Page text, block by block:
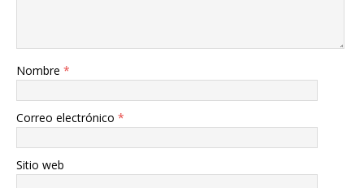
Nombre *
Correo electrónico *
Sitio web